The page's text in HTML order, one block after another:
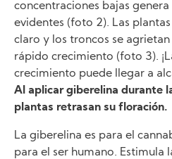
concentraciones bajas
evidentes (foto 2). Las
claro y los troncos se
rápido crecimiento (foto 3).
crecimiento puede llegar a
Al aplicar giberelina durante
plantas retrasan su floración.
La giberelina es para el
para el ser humano. Estimula